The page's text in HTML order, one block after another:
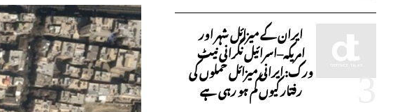
ایران کے میزائل شہر اور
امریکہ–اسرائیل نگرانی نیٹ
ورک: ایرانی میزائل حملوں کی
رفتار کیوں کم ہو رہی ہے